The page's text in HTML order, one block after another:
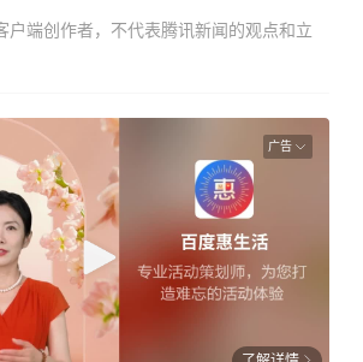
户端创作者，不代表腾讯新闻的观点和立
广告